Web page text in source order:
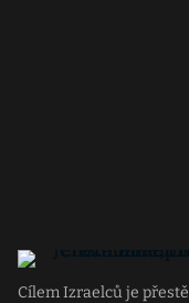
Cílem Izraelců je